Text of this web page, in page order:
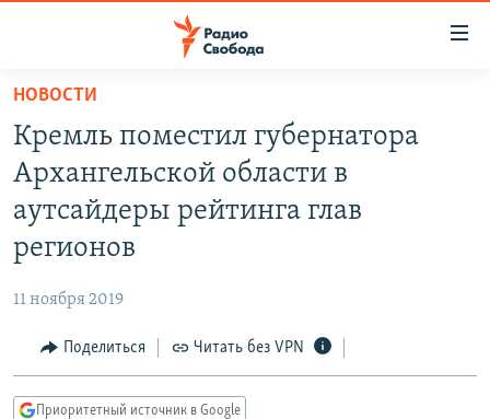
упрощенного
доступа
Вернуться
основному
содержанию
Вернутся
навигации
Вернутся
ПОДКАСТЫ
АВТОРСКИЕ ПРОЕКТЫ
КУЛЬТУРА
IDEL.РЕАЛИИ
КАВКАЗ.РЕАЛИИ
НОВОСТИ
Кремль поместил губернатора
Архангельской области в
аутсайдеры рейтинга глав
регионов
11 ноября 2019
Поделиться Читать без VPN
Приоритетный источник в Google